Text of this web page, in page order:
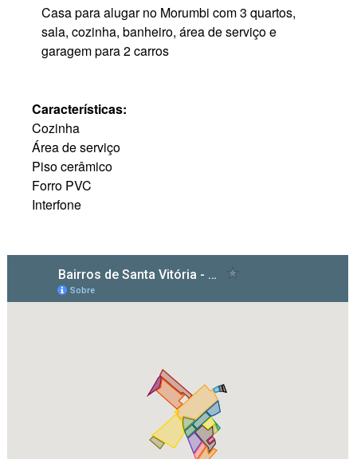
Casa para alugar no Morumbi com 3 quartos,
sala, cozinha, banheiro, área de serviço e
garagem para 2 carros
Características:
Cozinha
Área de serviço
Piso cerâmico
Forro PVC
Interfone